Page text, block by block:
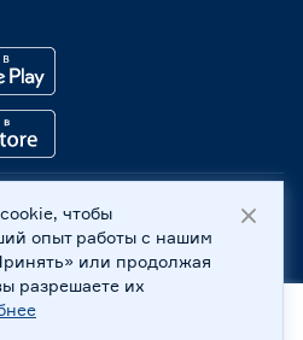
-2026, 236029, г. Калининград,
КПП 390601001 ©
данных
чтобы
опыт работы с нашим
или продолжая
разрешаете их